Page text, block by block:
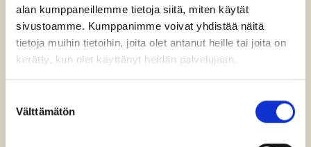
alan kumppaneillemme tietoja siitä, miten käytät
sivustoamme. Kumppanimme voivat yhdistää näitä
tietoja muihin tietoihin, joita olet antanut heille tai joita on
kerätty, kun olet käyttänyt heidän palvelujaan.
valinta
Välttämätön
NH Collection Helsinki Grand Hansa
Mannerheimintie 5
kupolibar@nh-hotels.com